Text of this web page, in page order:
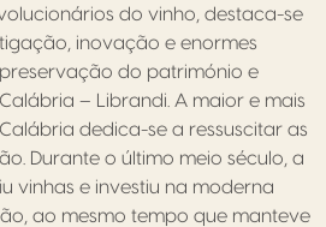
do vinho, destaca-se
inovação e enormes
do património e
– Librandi. A maior e mais
dedica-se a ressuscitar as
Durante o último meio século, a
vinhas e investiu na moderna
ao mesmo tempo que manteve